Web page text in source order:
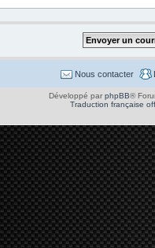
Nous contacter
Développé par phpBB®
Traduction française